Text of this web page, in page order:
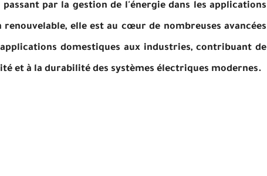
par la gestion de l'énergie dans les applications
elle est au cœur de nombreuses avancées
domestiques aux industries, contribuant de
et à la durabilité des systèmes électriques modernes.